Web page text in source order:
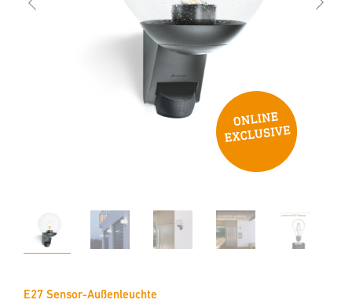
E27 Sensor-Außenleuchte